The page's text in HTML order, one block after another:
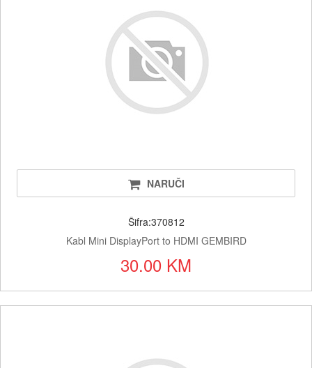
NARUČI
Šifra:370812
Kabl Mini DisplayPort to HDMI GEMBIRD
30.00 KM